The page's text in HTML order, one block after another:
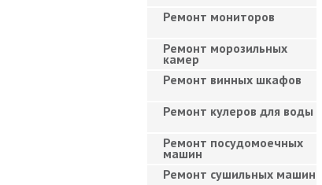
Ремонт мониторов
Ремонт морозильных
камер
Ремонт винных шкафов
Ремонт кулеров для воды
Ремонт посудомоечных
машин
Ремонт сушильных машин